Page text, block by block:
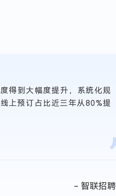
得到大幅度提升，系统化规
上预订占比近三年从80%提
- 智联招聘